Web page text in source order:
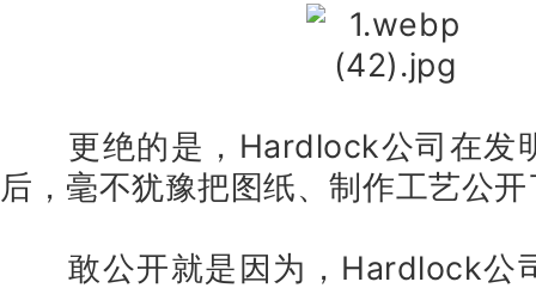
更绝的是，Hardlock公司在发
后，毫不犹豫把图纸、制作工艺公
敢公开就是因为，Hardlock公